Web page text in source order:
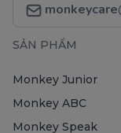
SẢN PHẨM
Monkey Junior
Monkey ABC
Monkey Speak